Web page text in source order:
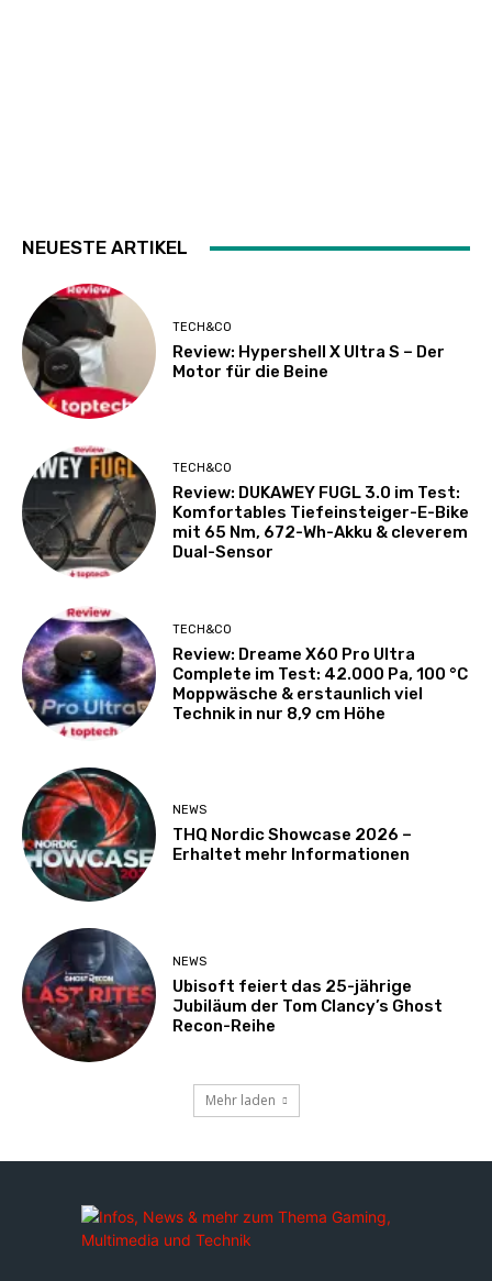
NEUESTE ARTIKEL
TECH&CO
Review: Hypershell X Ultra S – Der
Motor für die Beine
TECH&CO
Review: DUKAWEY FUGL 3.0 im Test:
Komfortables Tiefeinsteiger-E-Bike
mit 65 Nm, 672-Wh-Akku & cleverem
Dual-Sensor
TECH&CO
Review: Dreame X60 Pro Ultra
Complete im Test: 42.000 Pa, 100 °C
Moppwäsche & erstaunlich viel
Technik in nur 8,9 cm Höhe
NEWS
THQ Nordic Showcase 2026 –
Erhaltet mehr Informationen
NEWS
Ubisoft feiert das 25-jährige
Jubiläum der Tom Clancy’s Ghost
Recon-Reihe
Mehr laden